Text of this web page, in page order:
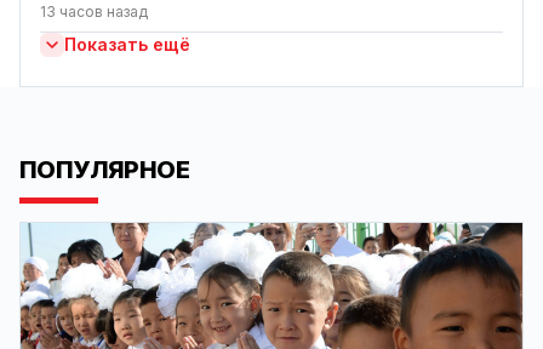
13 часов назад
Показать ещё
ПОПУЛЯРНОЕ